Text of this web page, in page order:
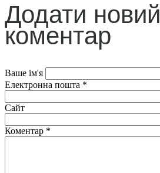
Додати новий
коментар
Ваше ім'я
Електронна пошта *
Сайт
Коментар *